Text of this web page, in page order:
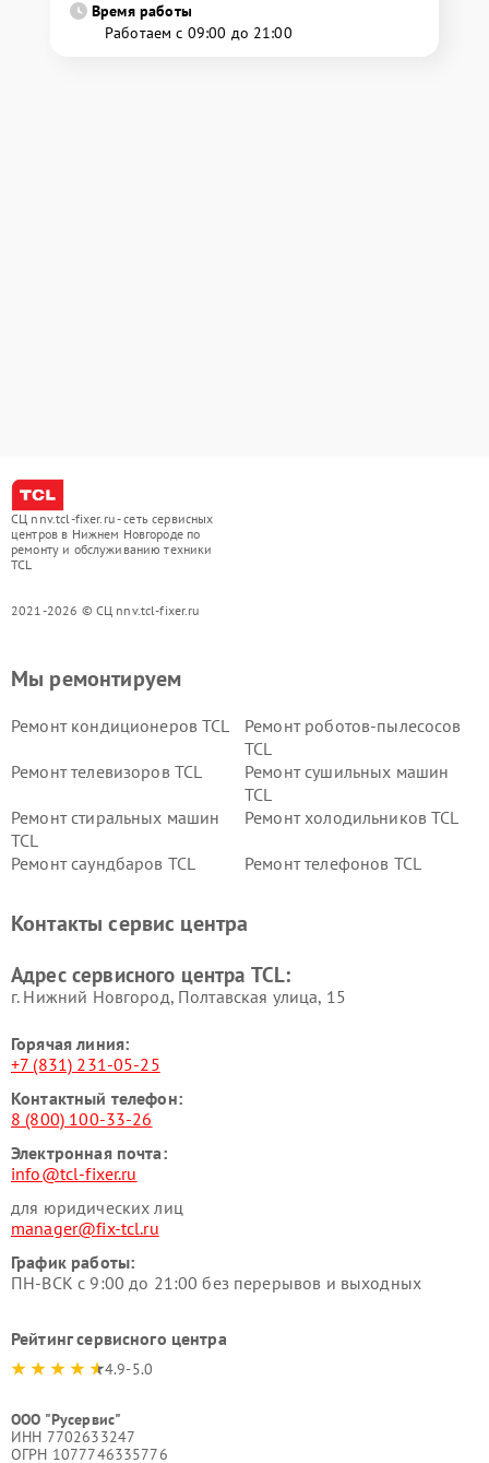
Время работы
Работаем с 09:00 до 21:00
СЦ nnv.tcl-fixer.ru - сеть сервисных
центров в Нижнем Новгороде по
ремонту и обслуживанию техники
TCL
2021-2026 © СЦ nnv.tcl-fixer.ru
Мы ремонтируем
Ремонт кондиционеров TCL
Ремонт роботов-пылесосов
TCL
Ремонт телевизоров TCL
Ремонт сушильных машин
TCL
Ремонт стиральных машин
TCL
Ремонт холодильников TCL
Ремонт саундбаров TCL Ремонт телефонов TCL
Контакты сервис центра
Адрес сервисного центра TCL:
г. Нижний Новгород, Полтавская улица, 15
Горячая линия:
+7 (831) 231-05-25
Контактный телефон:
8 (800) 100-33-26
Электронная почта:
info@tcl-fixer.ru
для юридических лиц
manager@fix-tcl.ru
График работы:
ПН-ВСК с 9:00 до 21:00 без перерывов и выходных
Рейтинг сервисного центра
4.9-5.0
ООО "Русервис"
ИНН 7702633247
ОГРН 1077746335776